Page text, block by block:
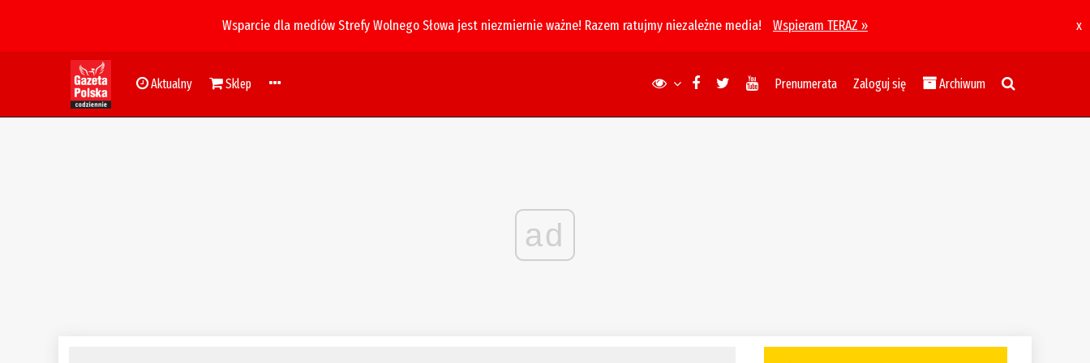
Wsparcie dla mediów Strefy Wolnego Słowa jest niezmiernie ważne! Razem ratujmy niezależne media! Wspieram TERAZ » x
Aktualny Sklep Prenumerata Zaloguj się Archiwum
ad